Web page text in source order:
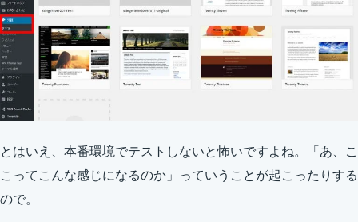
とはいえ、本番環境でテストしないと怖いですよね。「あ、こ
こってこんな感じになるのか」っていうことが起こったりする
ので。